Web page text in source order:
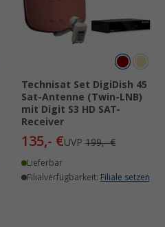
Technisat Set DigiDish 45
Sat-Antenne (Twin-LNB)
mit Digit S3 HD SAT-
Receiver
135,- €UVP 199,- €
Lieferbar
Filialverfügbarkeit: Filiale setzen